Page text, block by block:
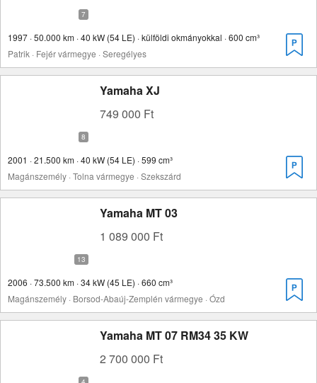
1997 · 50.000 km · 40 kW (54 LE) · külföldi okmányokkal · 600 cm³
Patrik · Fejér vármegye · Seregélyes
Yamaha XJ
749 000 Ft
2001 · 21.500 km · 40 kW (54 LE) · 599 cm³
Magánszemély · Tolna vármegye · Szekszárd
Yamaha MT 03
1 089 000 Ft
2006 · 73.500 km · 34 kW (45 LE) · 660 cm³
Magánszemély · Borsod-Abaúj-Zemplén vármegye · Ózd
Yamaha MT 07 RM34 35 KW
2 700 000 Ft